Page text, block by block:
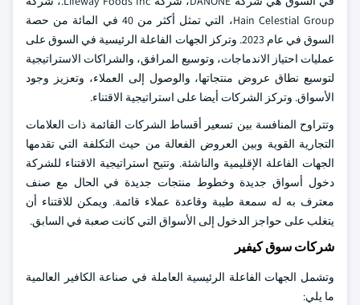
Hain Celestial Group، التي تمثل أكثر من 40 في المائة من حصة
السوق في عام 2023. وتركز الجهات الفاعلة الرئيسية في السوق على
عمليات احتياز الاندماجات، وتوسيع المرافق، والشراكات الاستراتيجية
لتوسيع نطاق عروض منتجاتها، والوصول إلى العملاء، وتعزيز وجود
الأسواق. وتركز الشركات أيضا على استراتيجية الاقتناء.
وتتراوح المنافسة بين تسعير أقساط الشركات القائمة ذات العلامات
التجارية القوية وبين العروض الفعالة من حيث التكلفة التي تقدمها
الجهات الفاعلة الإقليمية والناشئة. وتتيح استراتيجية الاقتناء للشركة
دخول أسواق جديدة وخطوط منتجات جديدة في الحال مع صنف
معترف به له سمعة طيبة وقاعدة عملاء قائمة. ويمكن للاقتناء أن
يتغلب على حواجز الدخول إلى الأسواق التي كانت صعبة في السابق.
شركات سوق كيفير
وتشمل الجهات الفاعلة الرئيسية العاملة في صناعة الكافير العالمية
ما يلي: